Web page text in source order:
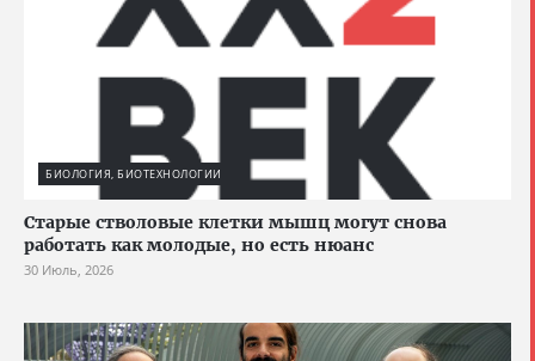
БИОЛОГИЯ, БИОТЕХНОЛОГИИ
Старые стволовые клетки мышц могут снова
работать как молодые, но есть нюанс
30 Июль, 2026